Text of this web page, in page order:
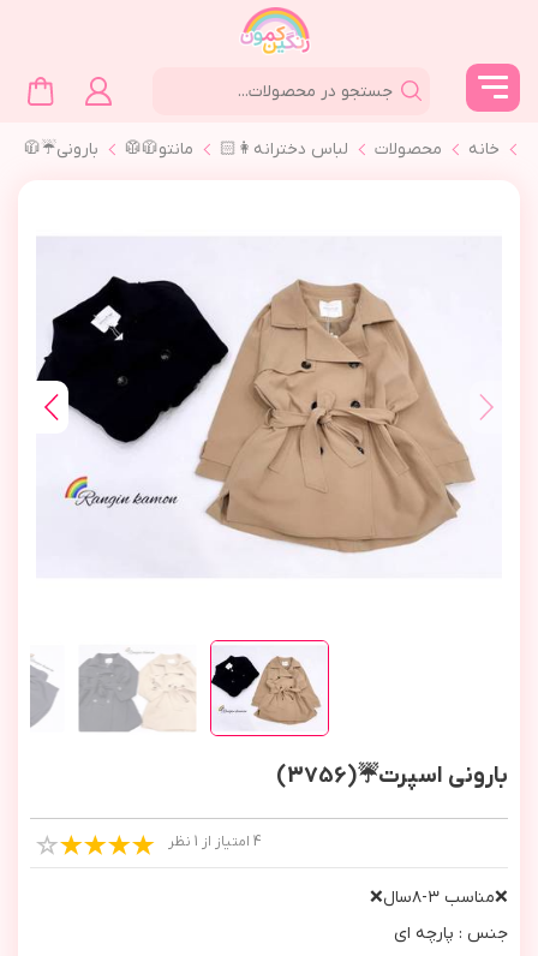
خانه محصولات لباس دخترانه👩🏻 مانتو🧥🥼 بارونی☔️🧥
بارونی اسپرت☔️(3756)
4 امتیاز از 1 نظر
❌مناسب ٣-٨سال❌
جنس : پارچه اي